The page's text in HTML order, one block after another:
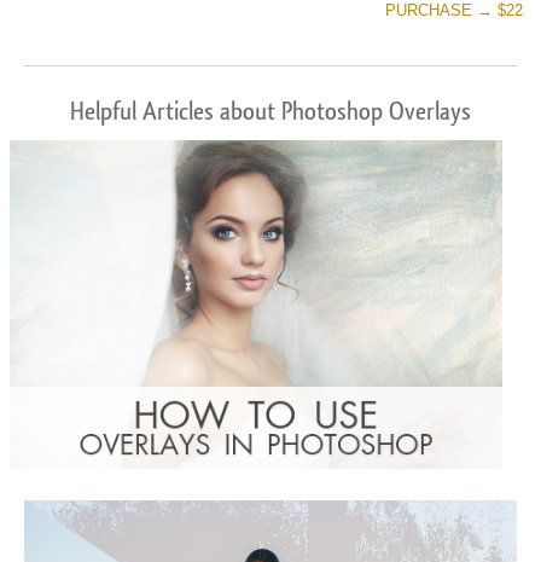
PURCHASE → $22
Helpful Articles about Photoshop Overlays